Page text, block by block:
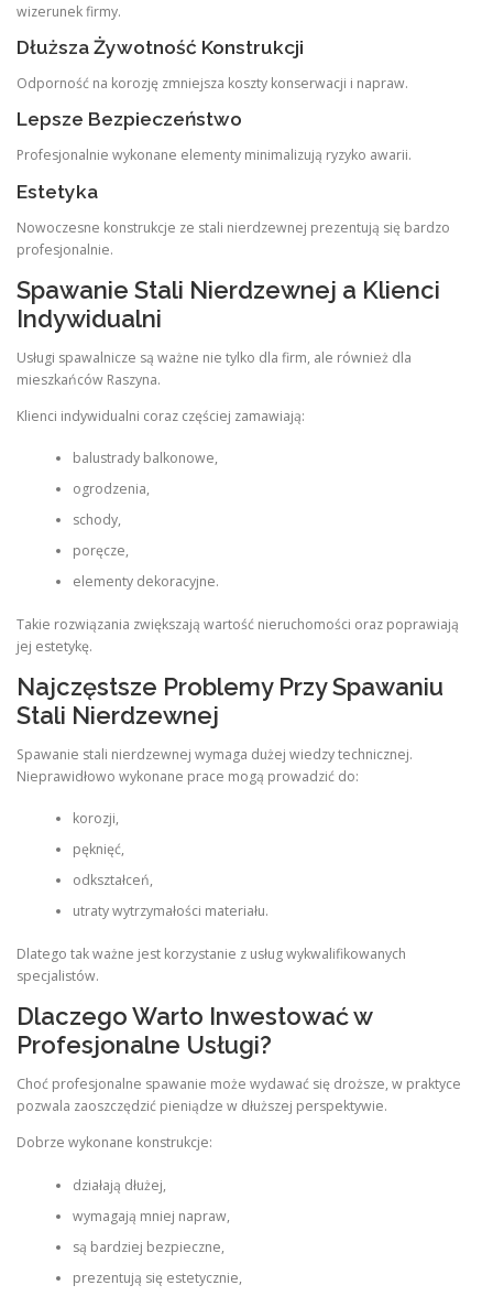
wizerunek firmy.
Dłuższa Żywotność Konstrukcji
Odporność na korozję zmniejsza koszty konserwacji i napraw.
Lepsze Bezpieczeństwo
Profesjonalnie wykonane elementy minimalizują ryzyko awarii.
Estetyka
Nowoczesne konstrukcje ze stali nierdzewnej prezentują się bardzo
profesjonalnie.
Spawanie Stali Nierdzewnej a Klienci
Indywidualni
Usługi spawalnicze są ważne nie tylko dla firm, ale również dla
mieszkańców Raszyna.
Klienci indywidualni coraz częściej zamawiają:
balustrady balkonowe,
ogrodzenia,
schody,
poręcze,
elementy dekoracyjne.
Takie rozwiązania zwiększają wartość nieruchomości oraz poprawiają
jej estetykę.
Najczęstsze Problemy Przy Spawaniu
Stali Nierdzewnej
Spawanie stali nierdzewnej wymaga dużej wiedzy technicznej.
Nieprawidłowo wykonane prace mogą prowadzić do:
korozji,
pęknięć,
odkształceń,
utraty wytrzymałości materiału.
Dlatego tak ważne jest korzystanie z usług wykwalifikowanych
specjalistów.
Dlaczego Warto Inwestować w
Profesjonalne Usługi?
Choć profesjonalne spawanie może wydawać się droższe, w praktyce
pozwala zaoszczędzić pieniądze w dłuższej perspektywie.
Dobrze wykonane konstrukcje:
działają dłużej,
wymagają mniej napraw,
są bardziej bezpieczne,
prezentują się estetycznie,